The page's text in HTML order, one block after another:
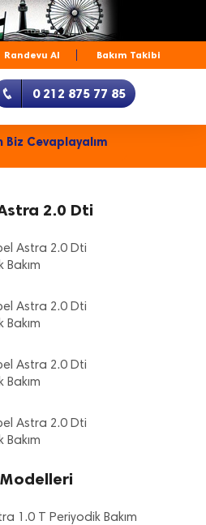
Randevu Al Bakım Takibi
0 212 875 77 85
Biz Cevaplayalım
2.0 Dti
Astra 2.0 Dti
Bakım
Astra 2.0 Dti
Bakım
Astra 2.0 Dti
Bakım
Astra 2.0 Dti
Bakım
1.0 T Periyodik Bakım